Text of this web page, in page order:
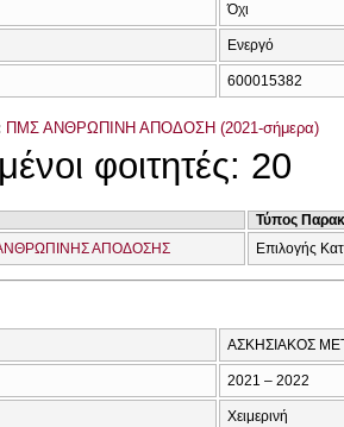
Όχι
Ενεργό
600015382
ΠΜΣ ΑΝΘΡΩΠΙΝΗ ΑΠΟΔΟΣΗ (2021-σήμερα)
φοιτητές: 20
Τύπος
ΑΠΟΔΟΣΗΣ
Επιλογής
ΑΣΚΗΣΙΑΚΟΣ
2021 – 2022
Χειμερινή